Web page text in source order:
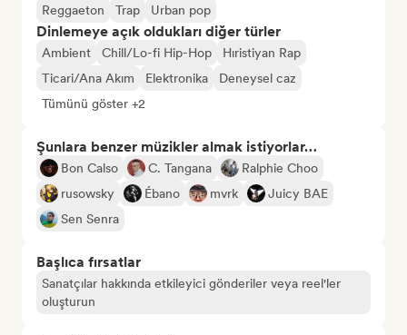
Reggaeton
Trap Urban pop
Dinlemeye açık oldukları diğer türler
Ambient Chill/Lo-fi Hip-Hop
Hıristiyan Rap
Ticari/Ana Akım
Elektronika
Deneysel caz
Tümünü göster +2
Şunlara benzer müzikler almak istiyorlar…
Bon Calso C. Tangana
Ralphie Choo
rusowsky
Ébano mvrk
Juicy BAE
Sen Senra
Başlıca fırsatlar
Sanatçılar hakkında etkileyici gönderiler veya reel'ler
oluşturun